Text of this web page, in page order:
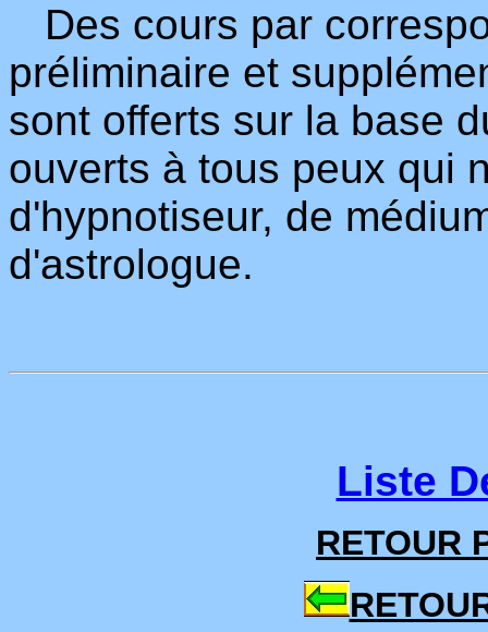
Des cours par
préliminaire et
sont offerts sur la base
ouverts à tous peux qui
d'hypnotiseur, de
d'astrologue.
Liste
RETOUR